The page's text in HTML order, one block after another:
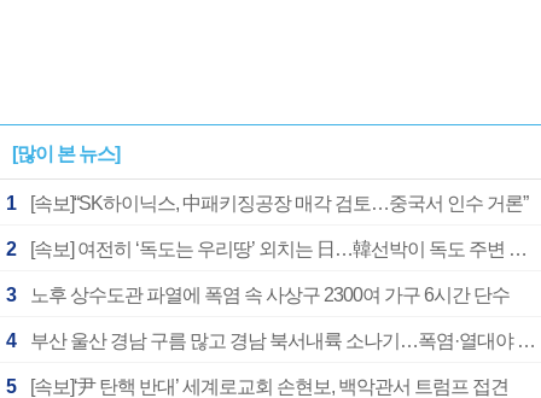
[많이 본 뉴스]
1 [속보]“SK하이닉스, 中패키징공장 매각 검토…중국서 인수 거론”
2 [속보] 여전히 ‘독도는 우리땅’ 외치는 日…韓선박이 독도 주변 해양조사 활동하자 반발
3 노후 상수도관 파열에 폭염 속 사상구 2300여 가구 6시간 단수
4 부산 울산 경남 구름 많고 경남 북서내륙 소나기…폭염·열대야 계속
5 [속보]‘尹 탄핵 반대’ 세계로교회 손현보, 백악관서 트럼프 접견